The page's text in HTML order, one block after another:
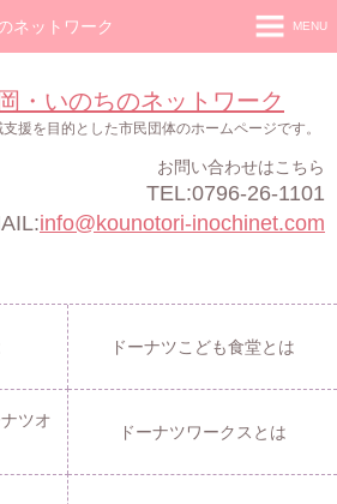
ネットワーク
・いのちのネットワーク
援を目的とした市民団体のホームページです。
お問い合わせはこちら
TEL:0796-26-1101
info@kounotori-inochinet.com
MENU
ナツオンライン」
ドーナツこども食堂とは
ツオ
ドーナツワークスとは